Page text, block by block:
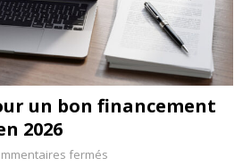
un bon financement
2026
fermés